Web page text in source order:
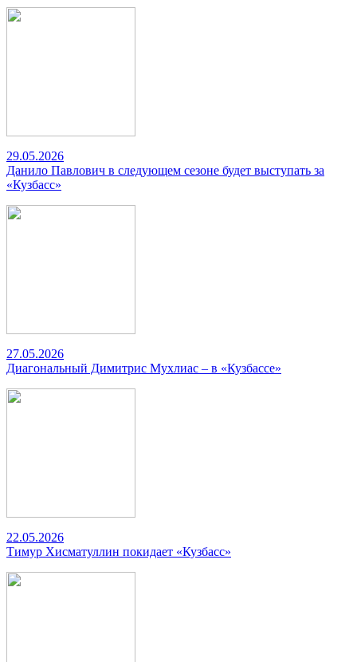
29.05.2026
Данило Павлович в следующем сезоне будет выступать за
«Кузбасс»
27.05.2026
Диагональный Димитрис Мухлиас – в «Кузбассе»
22.05.2026
Тимур Хисматуллин покидает «Кузбасс»